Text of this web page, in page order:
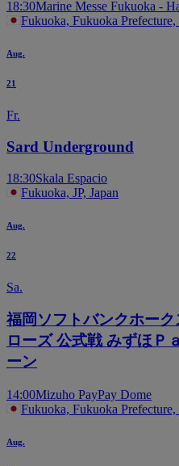
18:30Marine Messe Fukuoka -
Fukuoka, Fukuoka Prefecture,
Aug.
21
Fr.
Sard Underground
18:30Skala Espacio
Fukuoka, JP, Japan
Aug.
22
Sa.
福岡ソフトバンクホー
ローズ 公式戦 みずほＰ
ーン
14:00Mizuho PayPay Dome
Fukuoka, Fukuoka Prefecture,
Aug.